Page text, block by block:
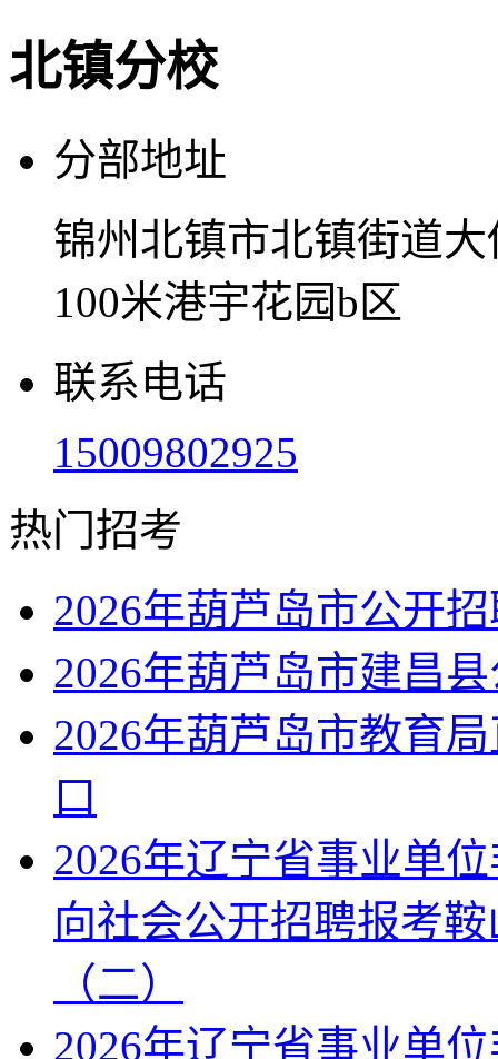
北镇分校
分部地址
锦州北镇市北镇街道
100米港宇花园b区
联系电话
15009802925
热门招考
2026年葫芦岛市公开
2026年葫芦岛市建昌
2026年葫芦岛市教育
口
2026年辽宁省事业单
向社会公开招聘报考
（二）
2026年辽宁省事业单